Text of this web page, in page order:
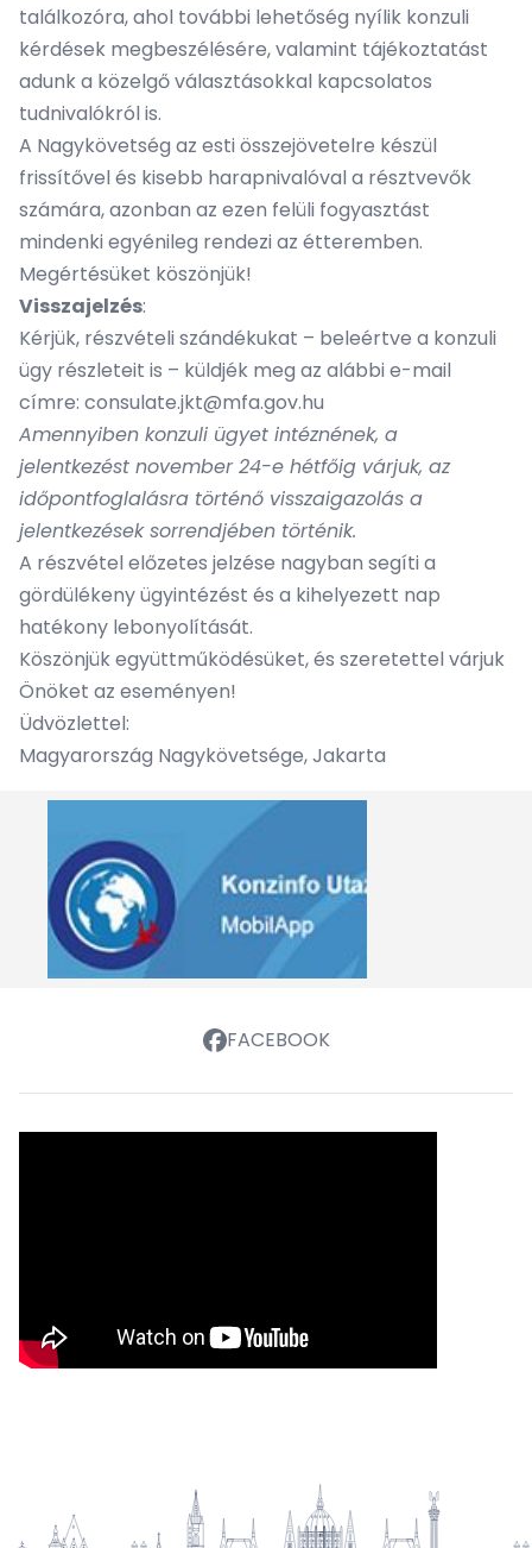
találkozóra, ahol további lehetőség nyílik konzuli
kérdések megbeszélésére, valamint tájékoztatást
adunk a közelgő választásokkal kapcsolatos
tudnivalókról is.
A Nagykövetség az esti összejövetelre készül
frissítővel és kisebb harapnivalóval a résztvevők
számára, azonban az ezen felüli fogyasztást
mindenki egyénileg rendezi az étteremben.
Megértésüket köszönjük!
Visszajelzés:
Kérjük, részvételi szándékukat – beleértve a konzuli
ügy részleteit is – küldjék meg az alábbi e-mail
címre: consulate.jkt@mfa.gov.hu
Amennyiben konzuli ügyet intéznének, a
jelentkezést november 24-e hétfőig várjuk, az
időpontfoglalásra történő visszaigazolás a
jelentkezések sorrendjében történik.
A részvétel előzetes jelzése nagyban segíti a
gördülékeny ügyintézést és a kihelyezett nap
hatékony lebonyolítását.
Köszönjük együttműködésüket, és szeretettel várjuk
Önöket az eseményen!
Üdvözlettel:
Magyarország Nagykövetsége, Jakarta
FACEBOOK